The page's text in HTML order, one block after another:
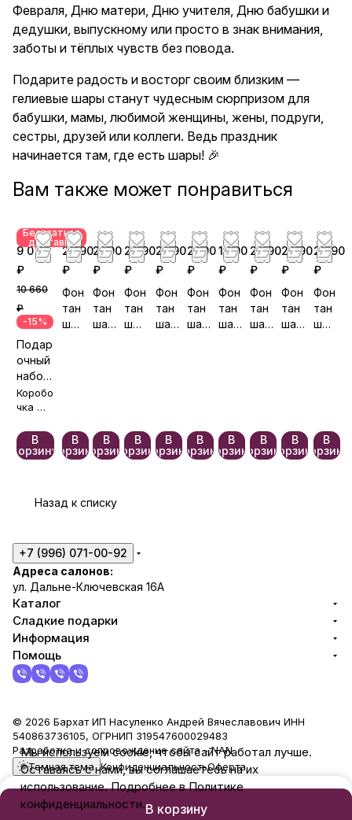
Февраля, Дню матери, Дню учителя, Дню бабушки и
дедушки, выпускному или просто в знак внимания,
заботы и тёплых чувств без повода.
Подарите радость и восторг своим близким —
гелиевые шары станут чудесным сюрпризом для
бабушки, мамы, любимой женщины, жены, подруги,
сестры, друзей или коллеги. Ведь праздник
начинается там, где есть шары! 🎉
Вам также может понравиться
Бесплатная
доставка
9 070
₽
10 660
₽
-15%
Подар
очный
набор
«Шед
евр»
Коробо
чка —
тно🎀
В
корзину
2 890
₽
Фон
тан
шар
В
корзину
2 190
₽
Фон
тан
шар
В
корзину
2 390
₽
Фон
тан
шар
В
корзину
2 590
₽
Фон
тан
шар
В
корзину
2 190
₽
Фон
тан
шар
В
корзину
1 990
₽
Фон
тан
шар
В
корзину
2 890
₽
Фон
тан
шар
В
корзину
2 290
₽
Фон
тан
шар
В
корзину
2 790
₽
Фон
тан
шар
В
корзину
Назад к списку
В корзину
+7 (996) 071-00-92
Адреса салонов:
ул. Дальне-Ключевская 16А
Каталог
Сладкие подарки
Информация
Помощь
© 2026 Бархат ИП Насуленко Андрей Вячеславович ИНН
540863736105, ОГРНИП 319547600029483
Разработка и сопровождение сайта -NAN
Темная тема КонфиденциальностьОферта
Мы используем cookie, чтобы сайт работал лучше.
Оставаясь с нами, вы соглашаетесь на их
использование. Подробнее в Политике
конфиденциальности.